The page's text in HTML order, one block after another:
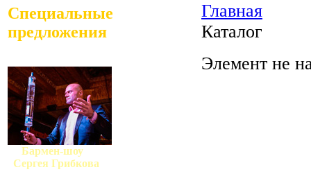
Специальные
предложения
Бармен-шоу
Сергея Грибкова
Главная
Каталог
Элемент не